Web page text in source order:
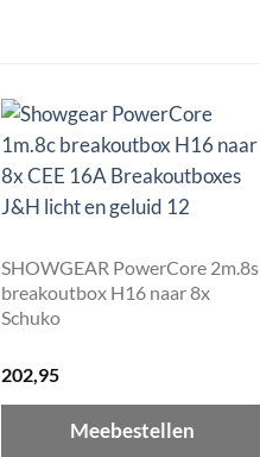
SHOWGEAR PowerCore 2m.8s
breakoutbox H16 naar 8x
Schuko
202,95
Meebestellen